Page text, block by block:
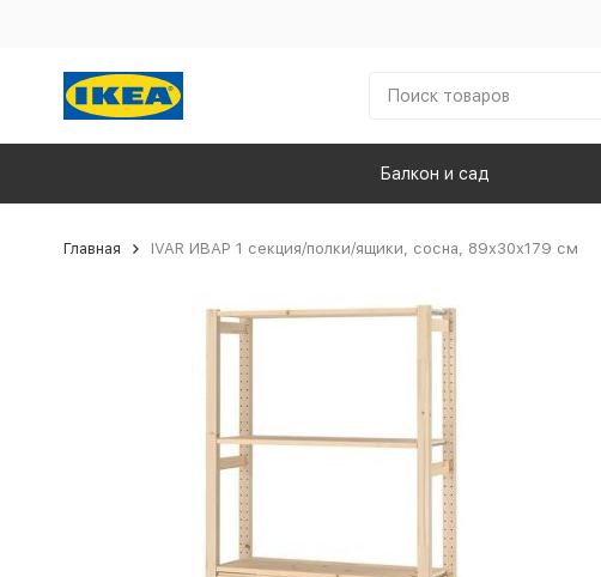
Балкон и сад
Главная IVAR ИВАР 1 секция/полки/ящики, сосна, 89x30x179 см